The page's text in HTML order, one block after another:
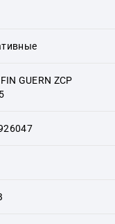
GUERN ZCP